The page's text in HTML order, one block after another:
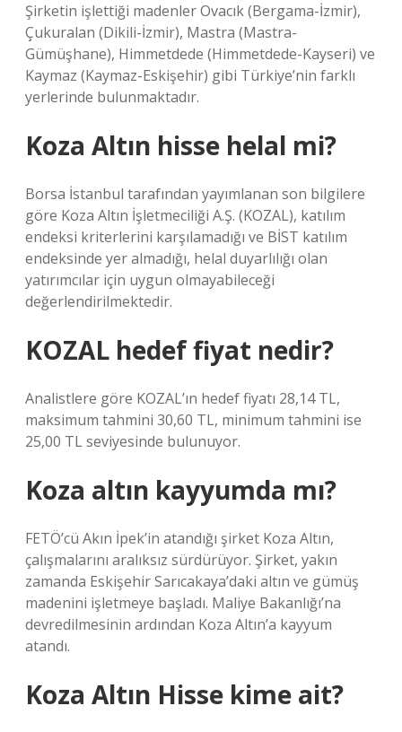
Şirketin işlettiği madenler Ovacık (Bergama-İzmir),
Çukuralan (Dikili-İzmir), Mastra (Mastra-
Gümüşhane), Himmetdede (Himmetdede-Kayseri) ve
Kaymaz (Kaymaz-Eskişehir) gibi Türkiye’nin farklı
yerlerinde bulunmaktadır.
Koza Altın hisse helal mi?
Borsa İstanbul tarafından yayımlanan son bilgilere
göre Koza Altın İşletmeciliği A.Ş. (KOZAL), katılım
endeksi kriterlerini karşılamadığı ve BİST katılım
endeksinde yer almadığı, helal duyarlılığı olan
yatırımcılar için uygun olmayabileceği
değerlendirilmektedir.
KOZAL hedef fiyat nedir?
Analistlere göre KOZAL’ın hedef fiyatı 28,14 TL,
maksimum tahmini 30,60 TL, minimum tahmini ise
25,00 TL seviyesinde bulunuyor.
Koza altın kayyumda mı?
FETÖ’cü Akın İpek’in atandığı şirket Koza Altın,
çalışmalarını aralıksız sürdürüyor. Şirket, yakın
zamanda Eskişehir Sarıcakaya’daki altın ve gümüş
madenini işletmeye başladı. Maliye Bakanlığı’na
devredilmesinin ardından Koza Altın’a kayyum
atandı.
Koza Altın Hisse kime ait?